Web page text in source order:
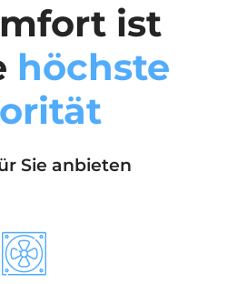
ist
höchste
Sie anbieten